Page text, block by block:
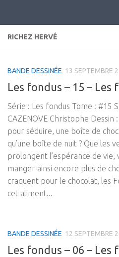
RICHEZ HERVÉ
BANDE DESSINÉE 13 SEPTEMBRE
Les fondus – 15 –
Série : Les fondus Tome : #15
CAZENOVE Christophe Dessin
pour séduire, une boîte de
qu’une boîte de nuit ? Que les
prolongent l’espérance de
manger ainsi encore plus de
craquent pour le chocolat, les
cet aliment...
BANDE DESSINÉE 12 SEPTEMBRE
Les fondus – 06 –